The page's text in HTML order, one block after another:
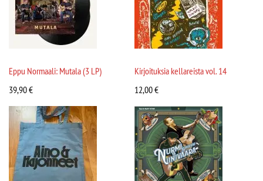
Eppu Normaali: Mutala (3 LP)
39,90€
Kirjoituksia kellareista vol. 14
12,00€